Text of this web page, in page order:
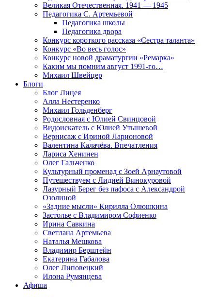
Великая Отечественная. 1941 — 1945
Педагогика С. Артемьевой
Педагогика школы
Педагогика двора
Конкурс короткого рассказа «Сестра таланта»
Конкурс «Во весь голос»
Конкурс новой драматургии «Ремарка»
Каким мы помним август 1991-го…
Михаил Швейцер
Блоги
Блог Лицея
Алла Нестеренко
Михаил Гольденберг
Родословная с Юлией Свинцовой
Видоискатель с Юлией Утышевой
Вернисаж с Ириной Ларионовой
Валентина Калачёва. Впечатления
Лариса Хенинен
Олег Гальченко
Культурный променад с Зоей Арнаутовой
Путешествуем с Лидией Винокуровой
Лазурный Берег без пафоса с Александрой
Озолиной
«Задние мысли» Кирилла Олюшкина
Застолье с Владимиром Софиенко
Ирина Савкина
Светлана Артемьева
Наталья Мешкова
Владимир Берштейн
Екатерина Габалова
Олег Липовецкий
Илона Румянцева
Афиша